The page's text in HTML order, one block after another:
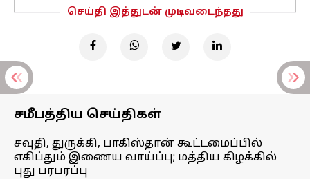
செய்தி இத்துடன் முடிவடைந்தது
சமீபத்திய செய்திகள்
சவுதி, துருக்கி, பாகிஸ்தான் கூட்டமைப்பில்
எகிப்தும் இணைய வாய்ப்பு; மத்திய கிழக்கில்
புது பரபரப்பு